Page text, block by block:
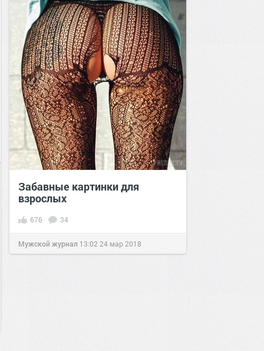
Забавные картинки для
взрослых
676 34
Мужской журнал 13:02 24 мар 2018